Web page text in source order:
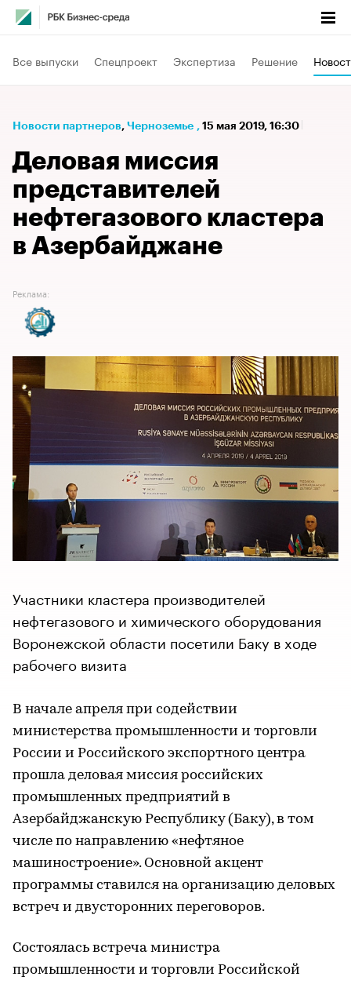
Все выпуски Спецпроект Экспертиза Решение
Новости партнеров⁠, Черноземье , 15 мая 2019, 16:30
Деловая миссия
представителей
нефтегазового кластера
в Азербайджане
Реклама:
Участники кластера производителей
нефтегазового и химического оборудования
Воронежской области посетили Баку в ходе
рабочего визита
В начале апреля при содействии
министерства промышленности и торговли
России и Российского экспортного центра
прошла деловая миссия российских
промышленных предприятий в
Азербайджанскую Республику (Баку), в том
числе по направлению «нефтяное
машиностроение». Основной акцент
программы ставился на организацию деловых
встреч и двусторонних переговоров.
Состоялась встреча министра
промышленности и торговли Российской